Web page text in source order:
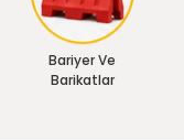
Bariyer Ve
Barikatlar